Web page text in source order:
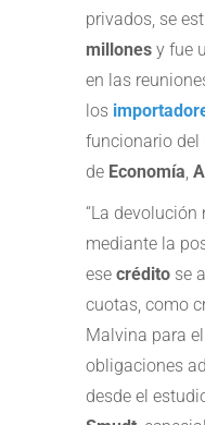
privados, se
millones y fue
en las
los
funcionario del
de Economía
“La devolución
mediante la
ese crédito se
cuotas, como
Malvina para
obligaciones
desde el